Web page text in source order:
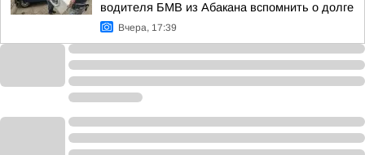
водителя БМВ из Абакана вспомнить о долге
Вчера, 17:39